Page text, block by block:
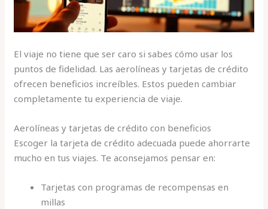
El viaje no tiene que ser caro si sabes cómo usar los
puntos de fidelidad. Las aerolíneas y tarjetas de crédito
ofrecen beneficios increíbles. Estos pueden cambiar
completamente tu experiencia de viaje.
Aerolíneas y tarjetas de crédito con beneficios
Escoger la tarjeta de crédito adecuada puede ahorrarte
mucho en tus viajes. Te aconsejamos pensar en:
Tarjetas con programas de recompensas en
millas